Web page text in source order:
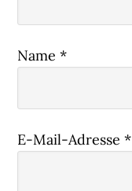
Name*
E-Mail-Adresse*